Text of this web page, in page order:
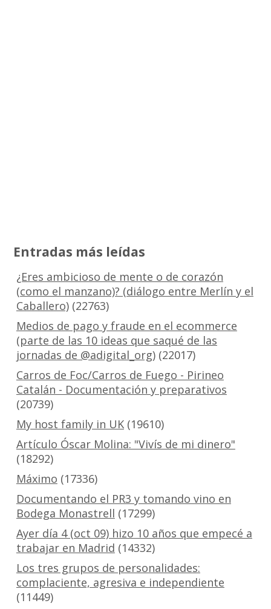
Entradas más leídas
¿Eres ambicioso de mente o de corazón
(como el manzano)? (diálogo entre Merlín y el
Caballero)(22763)
Medios de pago y fraude en el ecommerce
(parte de las 10 ideas que saqué de las
jornadas de @adigital_org)(22017)
Carros de Foc/Carros de Fuego - Pirineo
Catalán - Documentación y preparativos
(20739)
My host family in UK(19610)
Artículo Óscar Molina: "Vivís de mi dinero"
(18292)
Máximo (17336)
Documentando el PR3 y tomando vino en
Bodega Monastrell (17299)
Ayer día 4 (oct 09) hizo 10 años que empecé a
trabajar en Madrid (14332)
Los tres grupos de personalidades:
complaciente, agresiva e independiente
(11449)